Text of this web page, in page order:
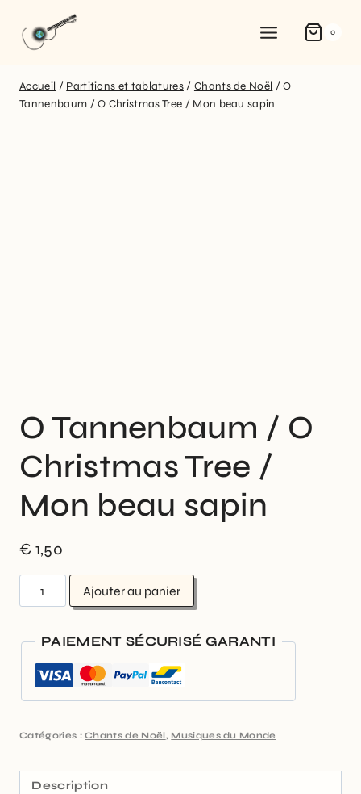
0
Accueil / Partitions et tablatures / Chants de Noël / O
Tannenbaum / O Christmas Tree / Mon beau sapin
O Tannenbaum / O
Christmas Tree /
Mon beau sapin
€ 1,50
Ajouter au panier
PAIEMENT SÉCURISÉ GARANTI
Catégories :Chants de Noël, Musiques du Monde
Description